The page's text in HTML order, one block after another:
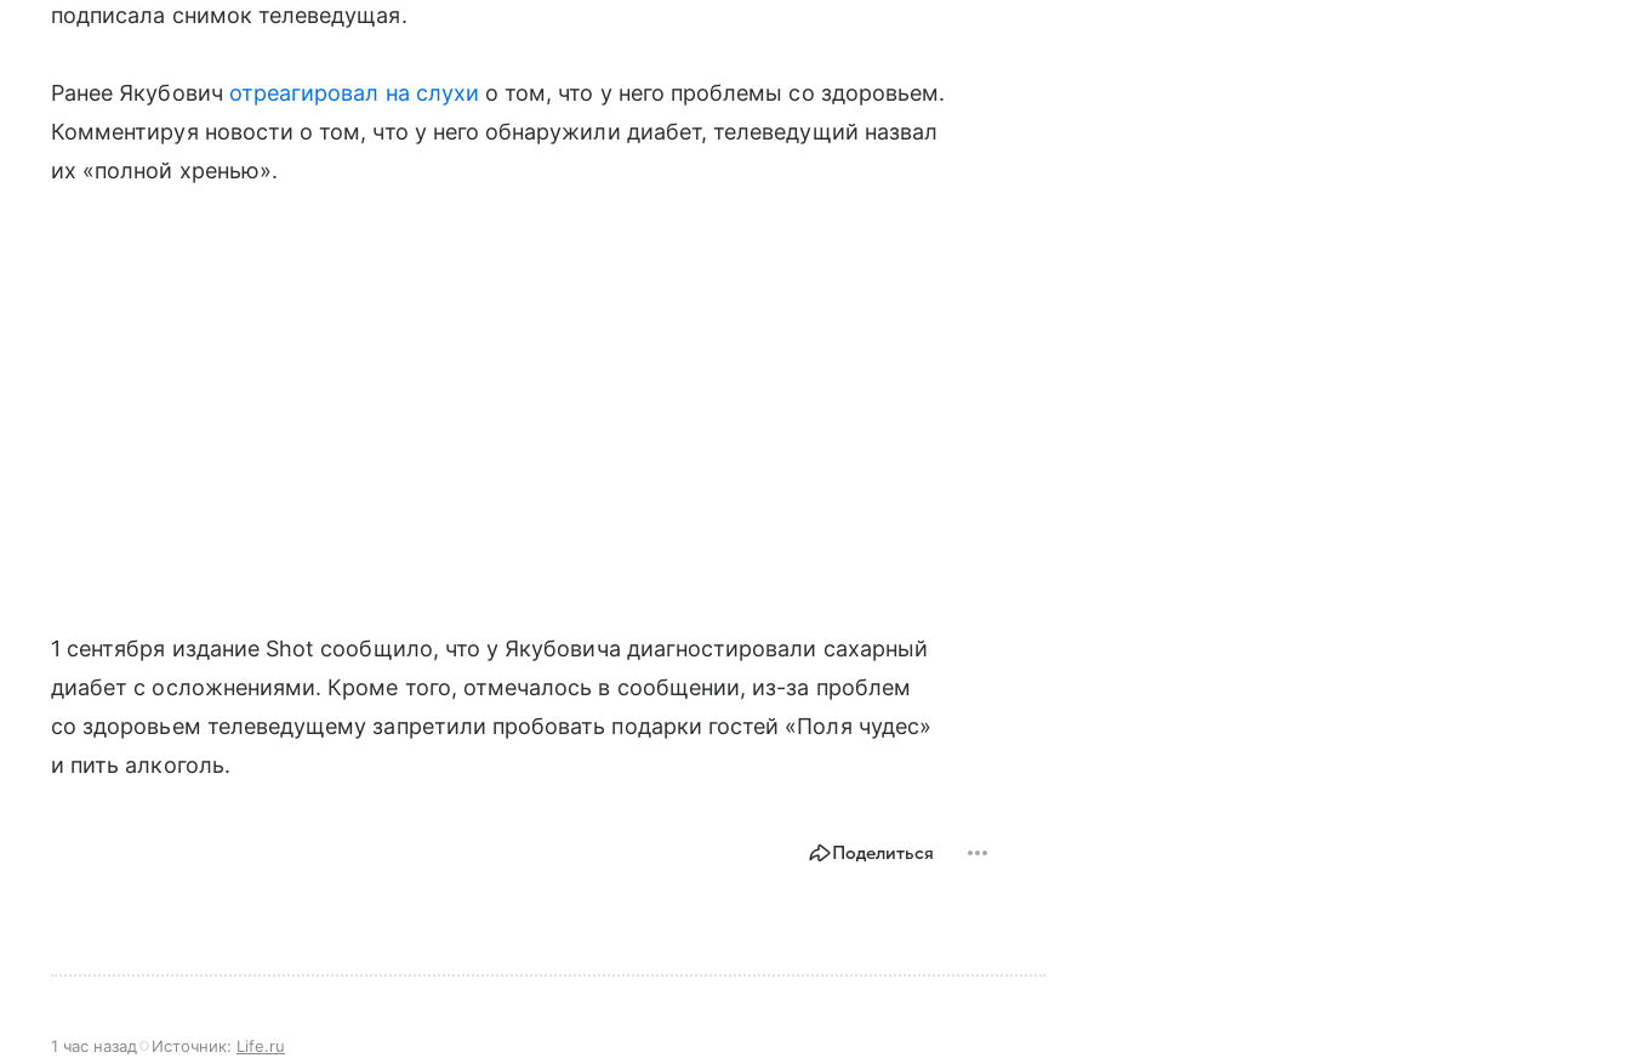
подписала снимок телеведущая.
Ранее Якубович отреагировал на слухи о том, что у него проблемы со здоровьем.
Комментируя новости о том, что у него обнаружили диабет, телеведущий назвал
их «полной хренью».
1 сентября издание Shot сообщило, что у Якубовича диагностировали сахарный
диабет с осложнениями. Кроме того, отмечалось в сообщении, из-за проблем
со здоровьем телеведущему запретили пробовать подарки гостей «Поля чудес»
и пить алкоголь.
Поделиться
1 час назад Источник: Life.ru